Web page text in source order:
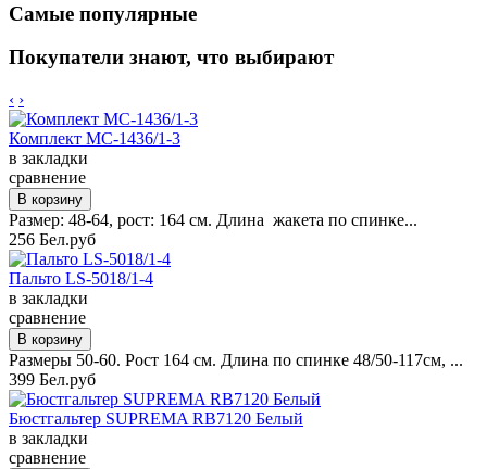
Самые популярные
Покупатели знают, что выбирают
‹ ›
Комплект MC-1436/1-3
в закладки
сравнение
Размер: 48-64, рост: 164 см. Длина жакета по спинке...
256 Бел.руб
Пальто LS-5018/1-4
в закладки
сравнение
Размеры 50-60. Рост 164 см. Длина по спинке 48/50-117см, ...
399 Бел.руб
Бюстгальтер SUPREMA RB7120 Белый
в закладки
сравнение